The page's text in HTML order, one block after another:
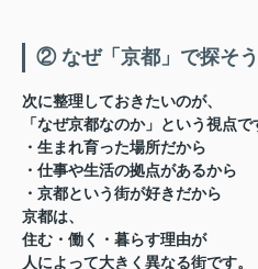
② なぜ「京都」で探そ
次に整理しておきたいのが、
「なぜ京都なのか」という視点で
・生まれ育った場所だから
・仕事や生活の拠点があるから
・京都という街が好きだから
京都は、
住む・働く・暮らす理由が
人によって大きく異なる街です。